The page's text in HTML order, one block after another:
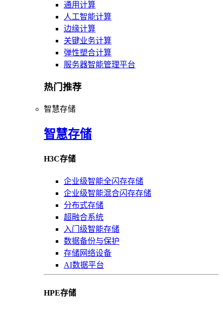
通用计算
人工智能计算
边缘计算
关键业务计算
弹性塑合计算
服务器智能管理平台
热门推荐
智慧存储
智慧存储
H3C存储
企业级智能全闪存存储
企业级智能混合闪存存储
分布式存储
超融合系统
入门级智能存储
数据备份与保护
存储网络设备
AI数据平台
HPE存储